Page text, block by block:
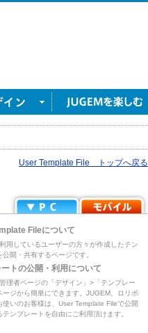
User Template File トップへ戻る
Fileについて
用しているユーザーの方々が作成したテン
公開・共有するページです。
トの公開・利用について
理者ページの「デザイン」>「テンプレー
ージから簡単にできます。JUGEM、ロリポ
使いのお客様は、User Template Fileで公開
テンプレートを自由にご利用頂けます。